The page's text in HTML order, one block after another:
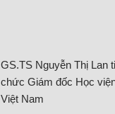
GS.TS Nguyễn Thị Lan
chức Giám đốc Học
Việt Nam